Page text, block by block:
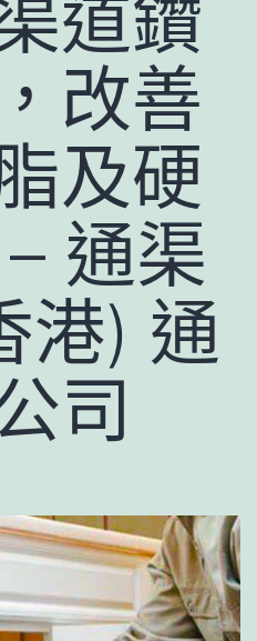
道鑽
改善
及硬
通渠
港) 通
司